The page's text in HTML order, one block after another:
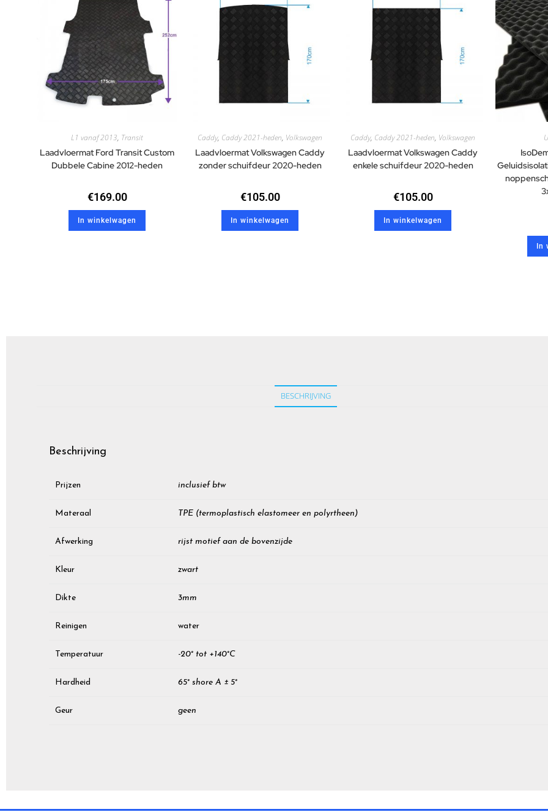
L1 vanaf 2013, Transit
Laadvloermat Ford Transit Custom
Dubbele Cabine 2012-heden
€169.00
In winkelwagen
Caddy, Caddy 2021-heden, Volkswagen
Laadvloermat Volkswagen Caddy
zonder schuifdeur 2020-heden
€105.00
In winkelwagen
Caddy, Caddy 2021-heden, Volkswagen
Laadvloermat Volkswagen Caddy
enkele schuifdeur 2020-heden
€105.00
In winkelwagen
In
BESCHRIJVING
Beschrijving
Prijzen inclusief btw
Materaal TPE (termoplastisch elastomeer en polyrtheen)
Afwerking rijst motief aan de bovenzijde
Kleur zwart
Dikte 3mm
Reinigen water
Temperatuur -20° tot +140°C
Hardheid 65° shore A ± 5°
Geur geen